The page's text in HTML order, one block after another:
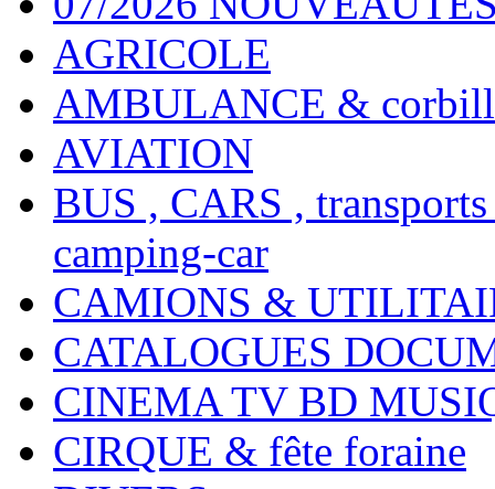
AGRICOLE
AMBULANCE &
AVIATION
BUS , CARS ,
camping-car
CAMIONS &
CATALOGUES
CINEMA TV BD
CIRQUE & fête foraine